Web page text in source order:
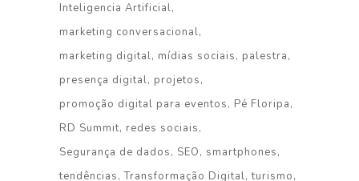
Inteligencia Artificial
marketing conversacional
marketing digital mídias sociais
palestra
presença digital projetos
promoção digital para eventos
Pé Floripa
RD Summit redes sociais
Segurança de dados
SEO
smartphones
tendências Transformação Digital turismo